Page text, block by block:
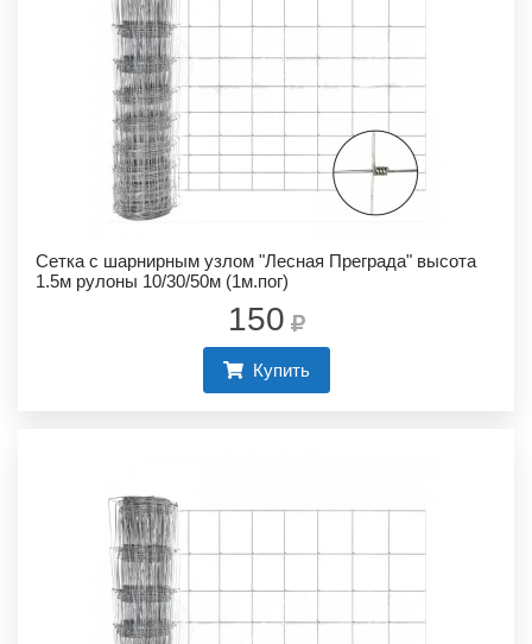
Сетка с шарнирным узлом "Лесная Преграда" высота
1.5м рулоны 10/30/50м (1м.пог)
150
Купить